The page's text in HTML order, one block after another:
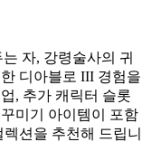
자, 강령술사의 귀
디아블로 III 경험을
, 추가 캐릭터 슬롯
미기 아이템이 포함
션을 추천해 드립니